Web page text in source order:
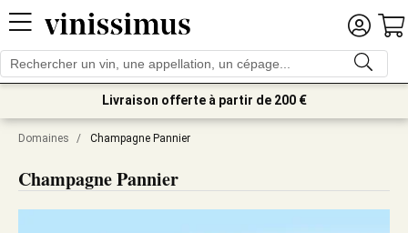
Livraison offerte à partir de 200 €
Domaines / Champagne Pannier
Champagne Pannier